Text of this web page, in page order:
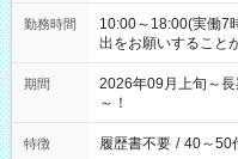
勤務時間
10:00～18:00(実働
出をお願いすること
期間
2026年09月上旬～
～！
特徴 履歴書不要 / 40～50